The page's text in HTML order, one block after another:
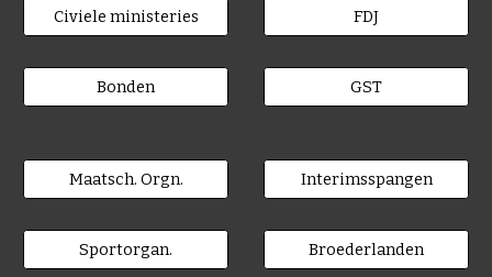
Civiele ministeries
Bonden
FDJ
GST
Maatsch. Orgn.
Sportorgan.
Interimsspangen
Broederlanden